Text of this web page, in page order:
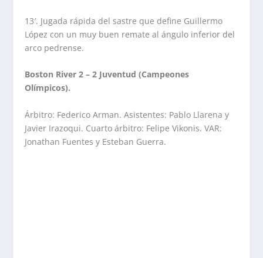
13′. Jugada rápida del sastre que define Guillermo
López con un muy buen remate al ángulo inferior del
arco pedrense.
Boston River 2 – 2 Juventud (Campeones
Olímpicos).
Árbitro: Federico Arman. Asistentes: Pablo Llarena y
Javier Irazoqui. Cuarto árbitro: Felipe Vikonis. VAR:
Jonathan Fuentes y Esteban Guerra.